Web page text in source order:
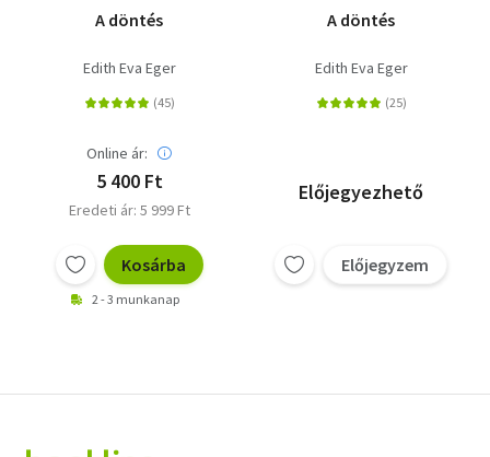
Történelem
A döntés
Edith Eva Eger
Online ár:
5 400 Ft
Eredeti ár: 5 999 Ft
Kosárba
2 - 3 munkanap
A döntés
Edith Eva Eger
Előjegyezhető
Előjegyzem